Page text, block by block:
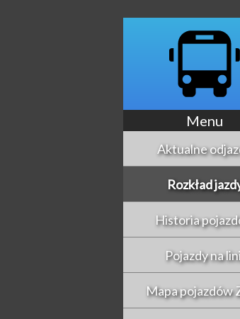
Menu
Aktualne
Rozkład
Historia
Pojazdy na
Mapa pojazdów